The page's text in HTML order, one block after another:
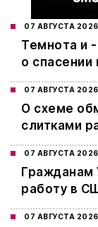
07 АВГУСТА 2026
Темнота и
о спасении
07 АВГУСТА 2026
О схеме
слитками
07 АВГУСТА 2026
Гражданам
работу в
07 АВГУСТА 2026